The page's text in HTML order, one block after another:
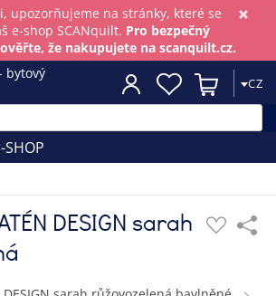
×
upozorňujeme na stránky, které se
e-shop SCANquilt. Pro bezpečný
že nakupujete na scanquilt.cz.
CZ
SHOP
DESIGN sarah